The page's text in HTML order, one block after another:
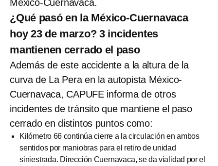
México-Cuernavaca.
¿Qué pasó en la México-Cuernavaca
hoy 23 de marzo? 3 incidentes
mantienen cerrado el paso
Además de este accidente a la altura de la
curva de La Pera en la autopista México-
Cuernavaca, CAPUFE informa de otros
incidentes de tránsito que mantiene el paso
cerrado en distintos puntos como:
Kilómetro 66 continúa cierre a la circulación en ambos
sentidos por maniobras para el retiro de unidad
siniestrada. Dirección Cuernavaca, se da vialidad por el